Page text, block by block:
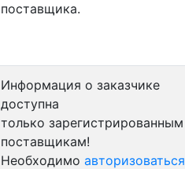
поставщика.
Информация о заказчике
доступна
только зарегистрированным
поставщикам!
Необходимо авторизоваться